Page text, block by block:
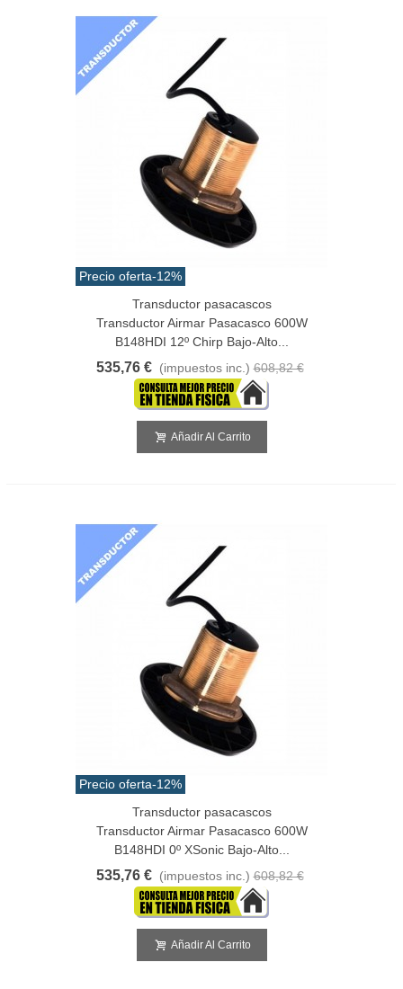
Precio oferta-12%
Transductor pasacascos
Transductor Airmar Pasacasco 600W
B148HDI 12º Chirp Bajo-Alto...
535,76 € (impuestos inc.) 608,82 €
Añadir Al Carrito
Precio oferta-12%
Transductor pasacascos
Transductor Airmar Pasacasco 600W
B148HDI 0º XSonic Bajo-Alto...
535,76 € (impuestos inc.) 608,82 €
Añadir Al Carrito